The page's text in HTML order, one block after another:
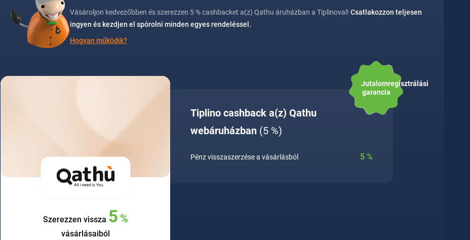
Vásároljon kedvezőbben és szerezzen 5 % cashbacket a(z) Qathu áruházban a Tiplinoval! Csatlakozzon teljesen
ingyen és kezdjen el spórolni minden egyes rendeléssel.
Hogyan működik?
Szerezzen vissza 5 %
vásárlásaiból
Tiplino cashback a(z) Qathu
webáruházban (5 %)
Pénz visszaszerzése a vásárlásból 5 %
Jutalomregisztrálási
garancia